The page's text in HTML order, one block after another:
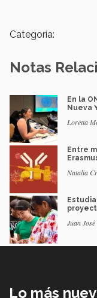
Categoría:
Notas
En la
Nueva
Loretta
Entre
Natalia
Juan
Lo más